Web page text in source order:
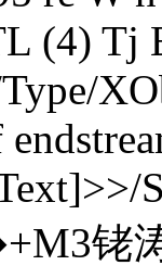
(4) Tj
铑